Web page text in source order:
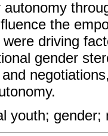
autonomy
the
driving
gender
youth; gender;